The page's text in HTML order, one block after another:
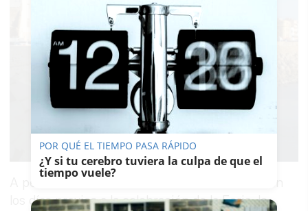
A pesar de las recomendaciones de la Policía en
los días previos a la celebración de la Feria, lo
POR QUÉ EL TIEMPO PASA RÁPIDO
¿Y si tu cerebro tuviera la culpa de que el
tiempo vuele?